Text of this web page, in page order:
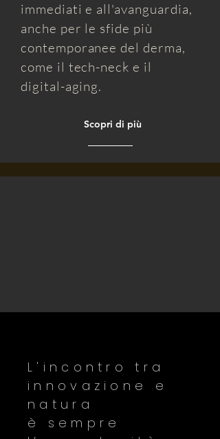
immediati e all'avanguardia,
anche per le sfide più
contemporanee del derma,
come il tech-neck e il
digital-aging.
Scopri di più
L'incontro tra
innovazione e
natura
è sempre